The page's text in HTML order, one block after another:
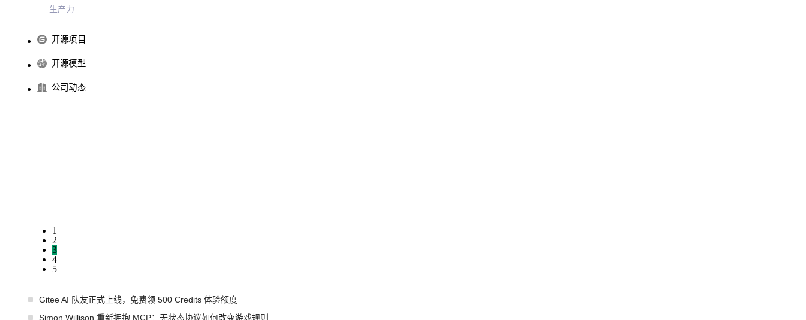
生产力
开源项目
开源模型
公司动态
1
2
3
4
5
Gitee AI 队友正式上线，免费领 500 Credits 体验额度
Simon Willison 重新拥抱 MCP：无状态协议如何改变游戏规则